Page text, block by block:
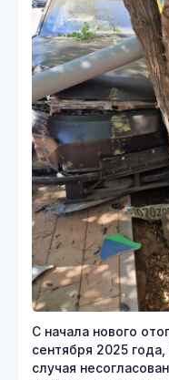
С начала нового
сентября 2025
случая